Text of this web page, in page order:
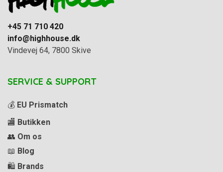
+45 71 710 420
info@highhouse.dk
Vindevej 64, 7800 Skive
SERVICE & SUPPORT
💰 EU Prismatch
🏬 Butikken
👥 Om os
📖 Blog
🛍️ Brands